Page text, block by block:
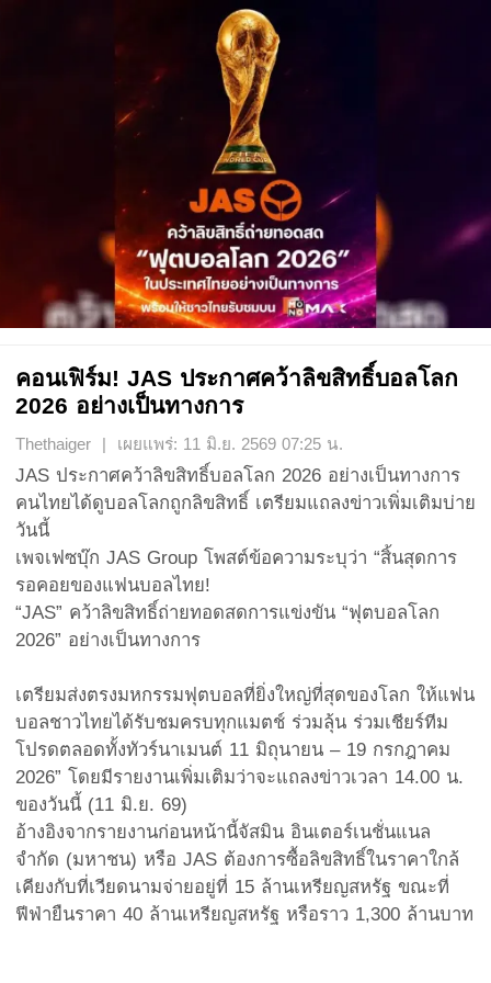
คอนเฟิร์ม! JAS ประกาศคว้าลิขสิทธิ์บอลโลก
2026 อย่างเป็นทางการ
Thethaiger | เผยแพร่: 11 มิ.ย. 2569 07:25 น.
JAS ประกาศคว้าลิขสิทธิ์บอลโลก 2026 อย่างเป็นทางการ
คนไทยได้ดูบอลโลกถูกลิขสิทธิ์ เตรียมแถลงข่าวเพิ่มเติมบ่าย
วันนี้
เพจเฟซบุ๊ก JAS Group โพสต์ข้อความระบุว่า “สิ้นสุดการ
รอคอยของแฟนบอลไทย!
“JAS” คว้าลิขสิทธิ์ถ่ายทอดสดการแข่งขัน “ฟุตบอลโลก
2026” อย่างเป็นทางการ
เตรียมส่งตรงมหกรรมฟุตบอลที่ยิ่งใหญ่ที่สุดของโลก ให้แฟน
บอลชาวไทยได้รับชมครบทุกแมตช์ ร่วมลุ้น ร่วมเชียร์ทีม
โปรดตลอดทั้งทัวร์นาเมนต์ 11 มิถุนายน – 19 กรกฎาคม
2026” โดยมีรายงานเพิ่มเติมว่าจะแถลงข่าวเวลา 14.00 น.
ของวันนี้ (11 มิ.ย. 69)
อ้างอิงจากรายงานก่อนหน้านี้จัสมิน อินเตอร์เนชั่นแนล
จำกัด (มหาชน) หรือ JAS ต้องการซื้อลิขสิทธิ์ในราคาใกล้
เคียงกับที่เวียดนามจ่ายอยู่ที่ 15 ล้านเหรียญสหรัฐ ขณะที่
ฟีฟ่ายืนราคา 40 ล้านเหรียญสหรัฐ หรือราว 1,300 ล้านบาท